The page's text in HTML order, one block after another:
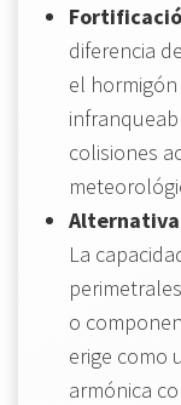
diferencia
el
colisiones
La
o
erige como
armónica